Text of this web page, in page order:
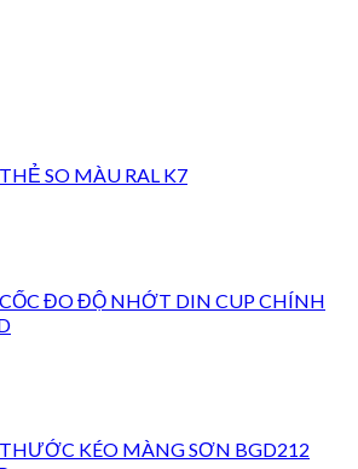
THẺ SO MÀU RAL K7
CỐC ĐO ĐỘ NHỚT DIN CUP CHÍNH
THƯỚC KÉO MÀNG SƠN BGD212